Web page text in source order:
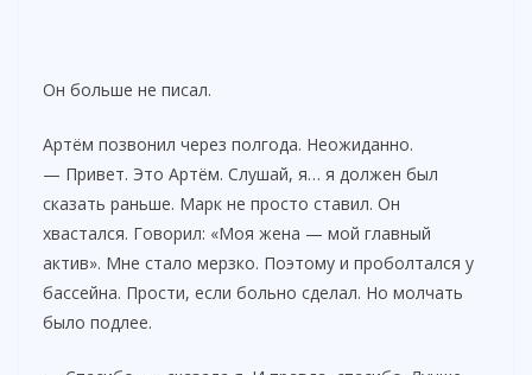
Он больше не писал.
Артём позвонил через полгода. Неожиданно.
— Привет. Это Артём. Слушай, я… я должен был
сказать раньше. Марк не просто ставил. Он
хвастался. Говорил: «Моя жена — мой главный
актив». Мне стало мерзко. Поэтому и проболтался у
бассейна. Прости, если больно сделал. Но молчать
было подлее.